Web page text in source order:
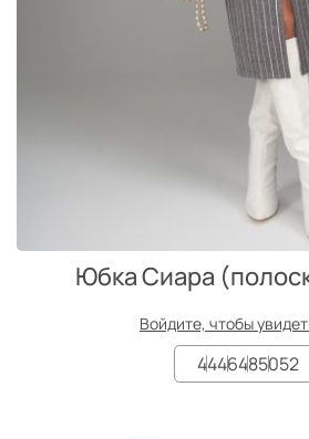
Юбка Сиара
Войдите, чтобы
4446485052